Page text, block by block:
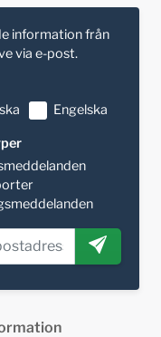
information från
via e-post.
Engelska